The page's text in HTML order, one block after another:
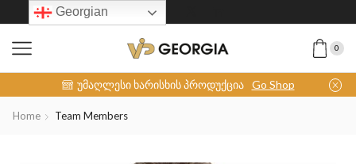
0
უმაღლესი ხარისხის პროდუქცია Go Shop
Home Team Members
Georgian